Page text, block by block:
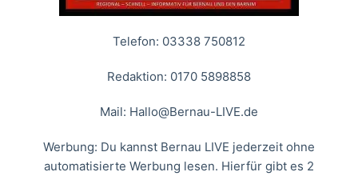
Telefon: 03338 750812
Redaktion: 0170 5898858
Mail: Hallo@Bernau-LIVE.de
Werbung: Du kannst Bernau LIVE jederzeit ohne
automatisierte Werbung lesen. Hierfür gibt es 2